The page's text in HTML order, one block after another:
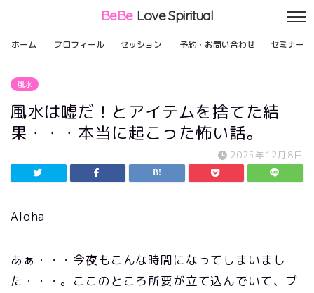
BeBe Love Spiritual
ホーム プロフィール セッション 予約・お問い合わせ セミナー
風水
風水は嘘だ！とアイテムを捨てた結
果・・・本当に起こった怖い話。
2025年12月8日
Aloha
あぁ・・・今夜もこんな時間になってしまいまし
た・・・。ここのところ所要が立て込んでいて、ブ